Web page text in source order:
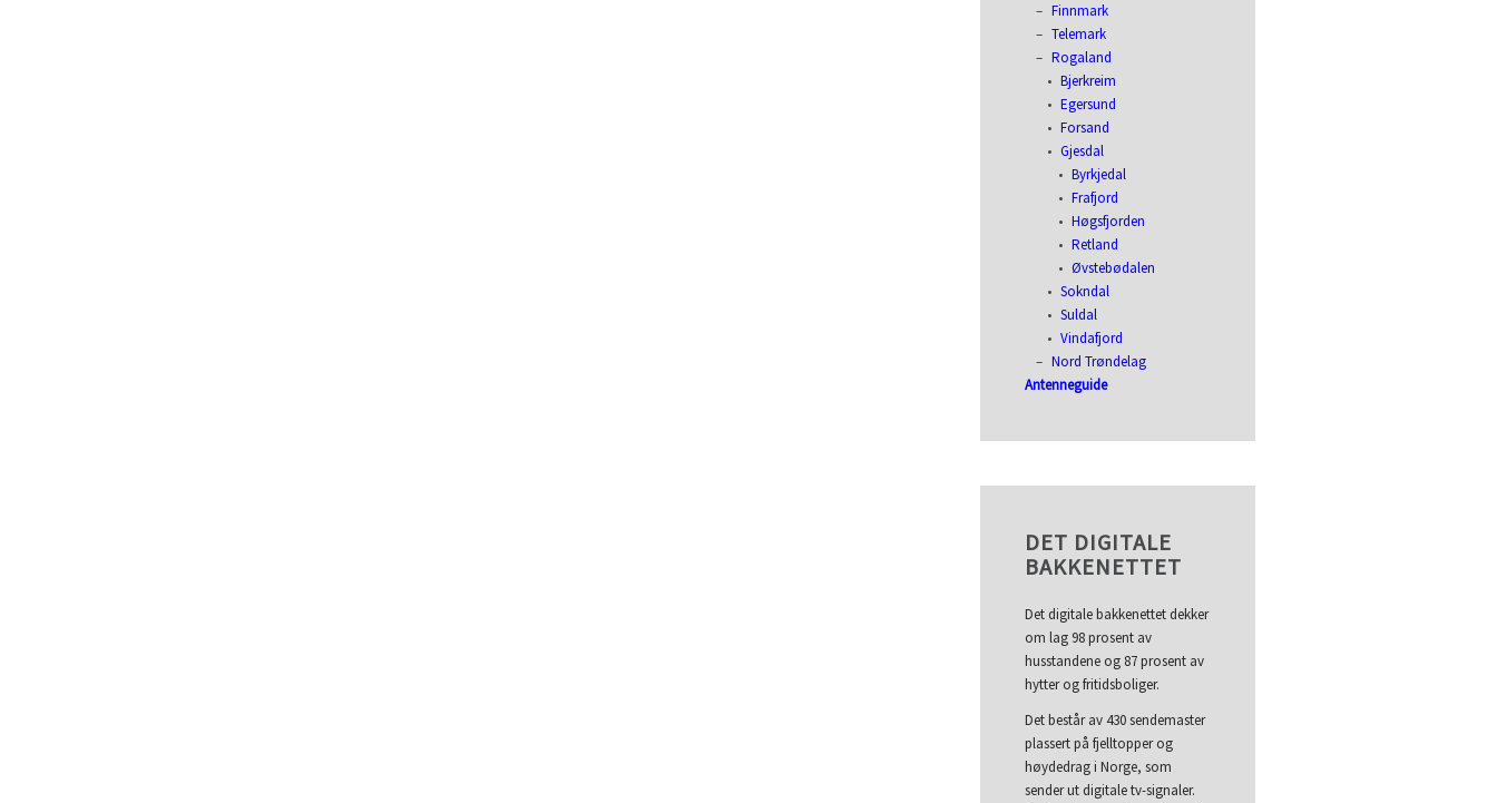
Finnmark
Telemark
Rogaland
Bjerkreim
Egersund
Forsand
Gjesdal
Byrkjedal
Frafjord
Høgsfjorden
Retland
Øvstebødalen
Sokndal
Suldal
Vindafjord
Nord Trøndelag
Antenneguide
DET DIGITALE
BAKKENETTET
Det digitale bakkenettet dekker
om lag 98 prosent av
husstandene og 87 prosent av
hytter og fritidsboliger.
Det består av 430 sendemaster
plassert på fjelltopper og
høydedrag i Norge, som
sender ut digitale tv-signaler.